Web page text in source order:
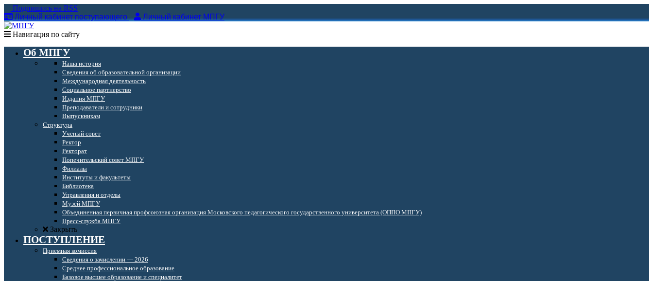
Подпишись на RSS
Личный кабинет поступающего
Личный кабинет МПГУ
Навигация по сайту
Об МПГУ
Наша история
Сведения об образовательной организации
Международная деятельность
Социальное партнерство
Издания МПГУ
Преподаватели и сотрудники
Выпускникам
Структура
Ученый совет
Ректор
Ректорат
Попечительский совет МПГУ
Филиалы
Институты и факультеты
Библиотека
Управления и отделы
Музей МПГУ
Объединенная первичная профсоюзная организация Московского педагогического государственного университета (ОППО МПГУ)
Пресс-служба МПГУ
Закрыть
ПОСТУПЛЕНИЕ
Приемная комиссия
Сведения о зачислении — 2026
Среднее профессиональное образование
Базовое высшее образование и специалитет